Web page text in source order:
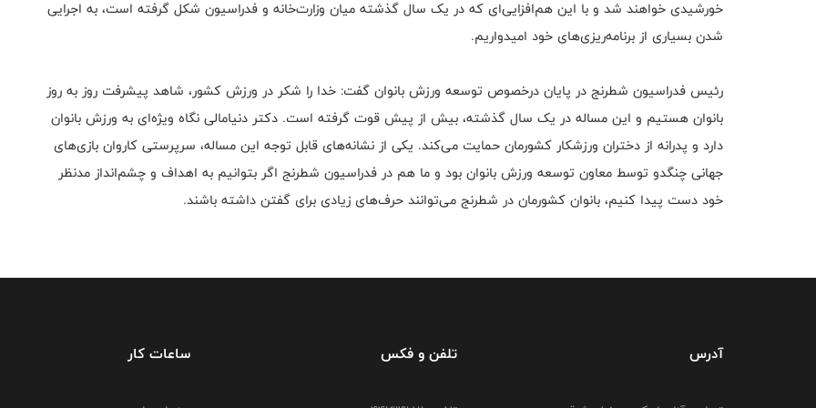
خورشیدی خواهند شد و با این هم‌افزایی‌‌ای که در یک سال گذشته میان وزارت‌خانه و فدراسیون شکل گرفته است، به اجرایی
شدن بسیاری از برنامه‌ریزی‌های خود امیدواریم.
رئیس فدراسیون شطرنج در پایان درخصوص توسعه ورزش بانوان گفت:‌ خدا را شکر در ورزش کشور، شاهد پیشرفت روز به روز
بانوان هستیم و این مساله در یک سال گذشته،‌ بیش از پیش قوت گرفته است. دکتر دنیامالی نگاه ویژه‌ای به ورزش بانوان
دارد و پدرانه از دختران ورزشکار کشورمان حمایت می‌کند. یکی از نشانه‌های قابل توجه این مساله، سرپرستی کاروان بازی‌های
جهانی چنگدو توسط معاون توسعه ورزش بانوان بود و ما هم در فدراسیون شطرنج اگر بتوانیم به اهداف و چشم‌انداز مدنظر
خود دست پیدا کنیم، بانوان کشورمان در شطرنج می‌توانند حرف‌های زیادی برای گفتن داشته باشند.
آدرس تلفن و فکس ساعات کار